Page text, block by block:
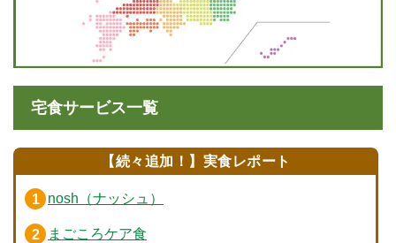
宅食サービス一覧
【続々追加！】実食レポート
nosh（ナッシュ）
まごころケア食